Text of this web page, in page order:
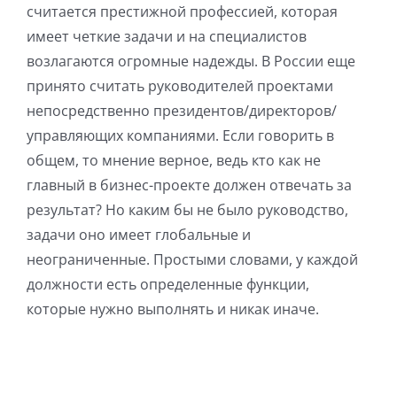
считается престижной профессией, которая
имеет четкие задачи и на специалистов
возлагаются огромные надежды. В России еще
принято считать руководителей проектами
непосредственно президентов/директоров/
управляющих компаниями. Если говорить в
общем, то мнение верное, ведь кто как не
главный в бизнес-проекте должен отвечать за
результат? Но каким бы не было руководство,
задачи оно имеет глобальные и
неограниченные. Простыми словами, у каждой
должности есть определенные функции,
которые нужно выполнять и никак иначе.